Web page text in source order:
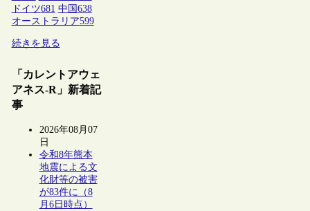
ドイツ681 中国 638
オーストラリア599
続きを見る
「カレントアウェ
アネス-R」新着記
事
2026年08月07
日
令和8年熊本
地震による文
化財等の被害
が83件に（8
月6日時点）